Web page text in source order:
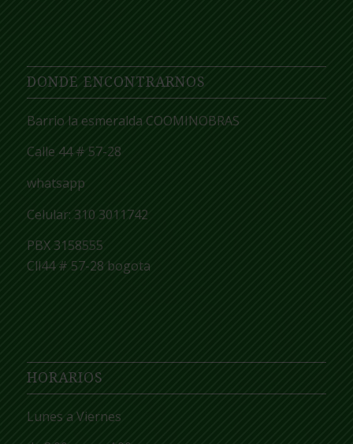
DONDE ENCONTRARNOS
Barrio la esmeralda COOMINOBRAS
Calle 44 # 57-28
whatsapp
Celular: 310 3011742
PBX 3158555
Cll44 # 57-28 bogota
HORARIOS
Lunes a Viernes